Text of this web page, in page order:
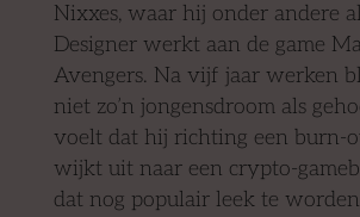
Nixxes, waar hij onder andere
Designer werkt aan de game
Avengers. Na vijf jaar werken
niet zo’n jongensdroom als
voelt dat hij richting een burn-
wijkt uit naar een crypto-
dat nog populair leek te